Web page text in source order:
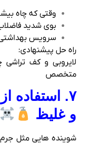
وقتی که چاه
بوی شدید
سرویس بهداشتی
راه‌ حل پیشنهادی:
لایروبی و کف‌ تراشی
متخصص
۷. استفاده
و غلیظ
شوینده‌ هایی مثل